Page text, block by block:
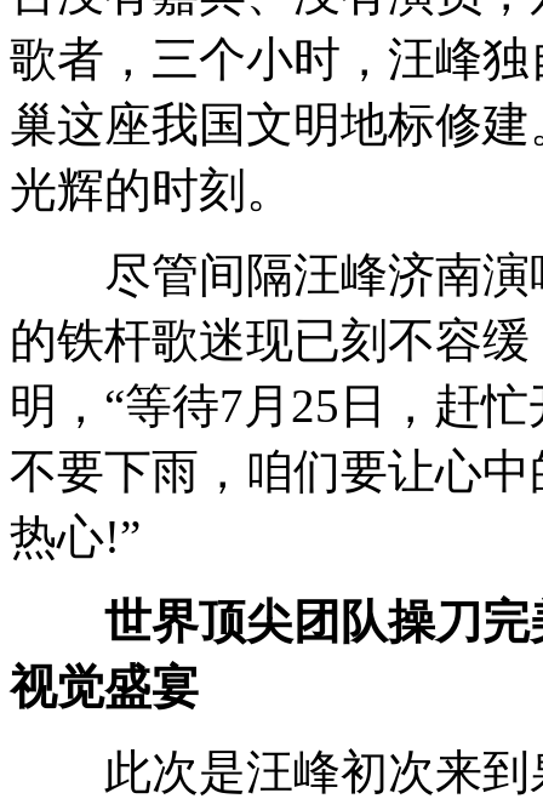
歌者，三个小时，汪峰
巢这座我国文明地标修
光辉的时刻。
尽管间隔汪峰济南演
的铁杆歌迷现已刻不容
明，“等待7月25日，赶
不要下雨，咱们要让心
热心!”
世界顶尖团队操刀完
视觉盛宴
此次是汪峰初次来到